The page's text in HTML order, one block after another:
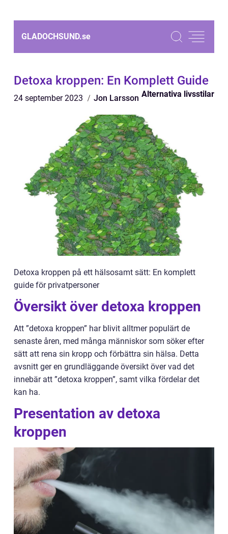
GLADOCHSUND.se
Detoxa kroppen: En Komplett Guide
24 september 2023 Jon Larsson Alternativa livsstilar
Detoxa kroppen på ett hälsosamt sätt: En komplett
guide för privatpersoner
Översikt över detoxa kroppen
Att ”detoxa kroppen” har blivit alltmer populärt de
senaste åren, med många människor som söker efter
sätt att rena sin kropp och förbättra sin hälsa. Detta
avsnitt ger en grundläggande översikt över vad det
innebär att ”detoxa kroppen”, samt vilka fördelar det
kan ha.
Presentation av detoxa
kroppen